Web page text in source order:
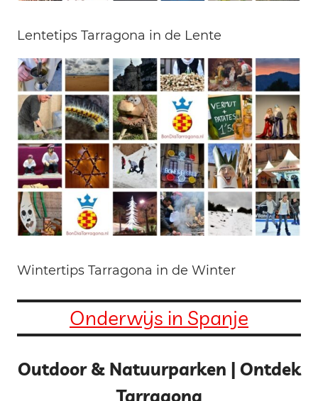
Lentetips Tarragona in de Lente
Wintertips Tarragona in de Winter
Onderwijs in Spanje
Outdoor & Natuurparken | Ontdek
Tarragona